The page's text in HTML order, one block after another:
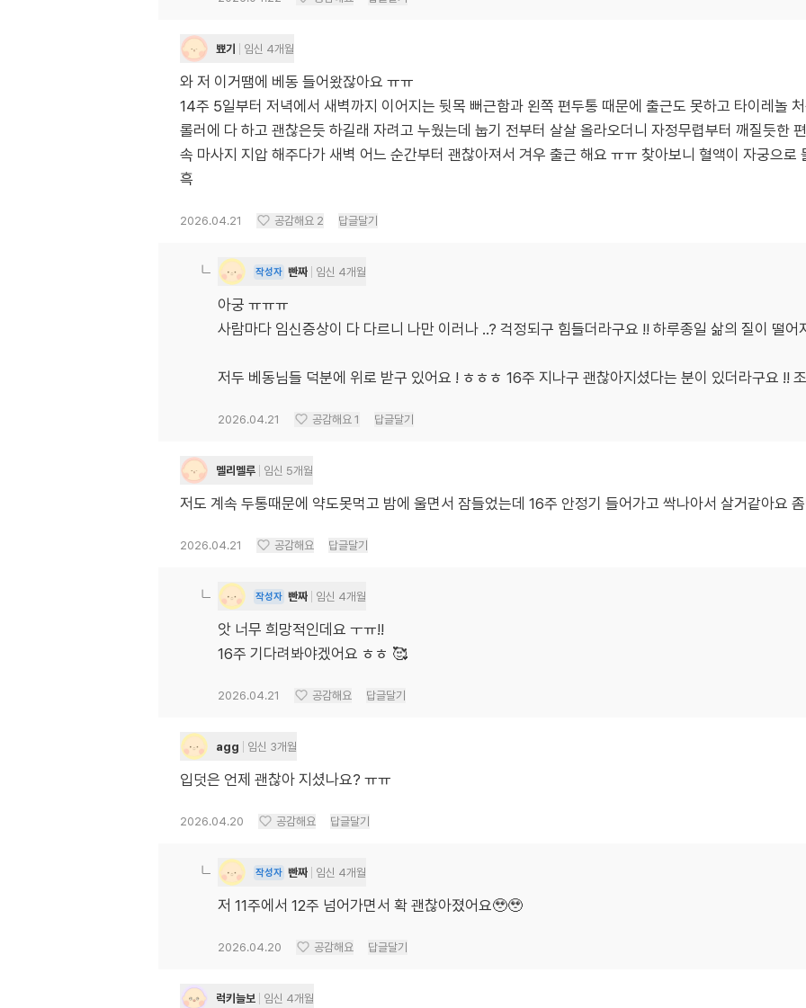
뾰기 임신 4개월
와 저 이거땜에 베동 들어왔잖아요 ㅠㅠ
14주 5일부터 저녁에서 새벽까지 이어지는 뒷목 뻐근함과 왼쪽 편두통 때문에 출근도 못하고 타이레놀
롤러에 다 하고 괜찮은듯 하길래 자려고 누웠는데 눕기 전부터 살살 올라오더니 자정무렵부터 깨질듯한
속 마사지 지압 해주다가 새벽 어느 순간부터 괜찮아져서 겨우 출근 해요 ㅠㅠ 찾아보니 혈액이 자궁으로
흑
2026.04.21 공감해요 2 답글달기
작성자 빤짜 임신 4개월
아궁 ㅠㅠㅠ
사람마다 임신증상이 다 다르니 나만 이러나 ..? 걱정되구 힘들더라구요 !! 하루종일 삶의 질이 떨어
저두 베동님들 덕분에 위로 받구 있어요 ! ㅎㅎㅎ 16주 지나구 괜찮아지셨다는 분이 있더라구요 !!
2026.04.21 공감해요 1 답글달기
멜리멜루 임신 5개월
저도 계속 두통때문에 약도못먹고 밤에 울면서 잠들었는데 16주 안정기 들어가고 싹나아서 살거같아요
2026.04.21 공감해요 답글달기
작성자 빤짜 임신 4개월
앗 너무 희망적인데요 ㅜㅠ!!
16주 기다려봐야겠어요 ㅎㅎ 🥰
2026.04.21 공감해요 답글달기
agg 임신 3개월
입덧은 언제 괜찮아 지셨나요? ㅠㅠ
2026.04.20 공감해요 답글달기
작성자 빤짜 임신 4개월
저 11주에서 12주 넘어가면서 확 괜찮아졌어요🥹🥹
2026.04.20 공감해요 답글달기
럭키늘보 임신 4개월